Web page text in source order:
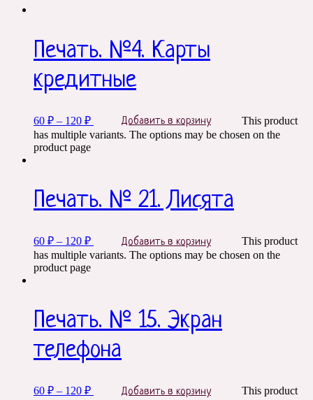
Печать. №4. Карты
кредитные
60 ₽ – 120 ₽ Добавить в корзину
This product
has multiple variants. The options may be chosen on the
product page
Печать. № 21. Лисята
60 ₽ – 120 ₽ Добавить в корзину
This product
has multiple variants. The options may be chosen on the
product page
Печать. № 15. Экран
телефона
60 ₽ – 120 ₽ Добавить в корзину
This product